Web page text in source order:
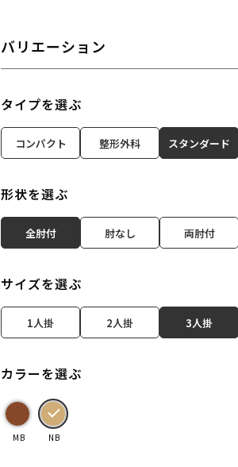
バリエーション
タイプを選ぶ
コンパクト 整形外科 スタンダード
形状を選ぶ
全肘付 肘なし 両肘付
サイズを選ぶ
1人掛 2人掛 3人掛
カラーを選ぶ
MB NB